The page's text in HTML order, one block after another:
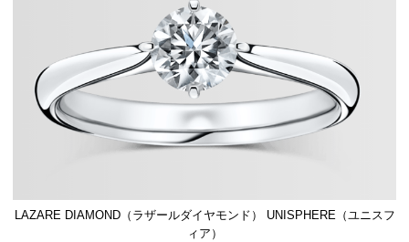
LAZARE DIAMOND（ラザールダイヤモンド） UNISPHERE（ユニスフ
ィア）